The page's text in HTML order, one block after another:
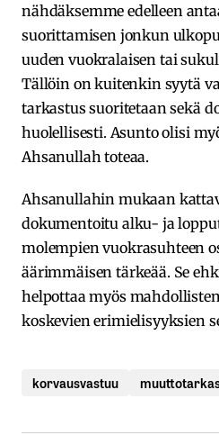
nähdäksemme edelleen
suorittamisen jonkun
uuden vuokralaisen tai
Tällöin on kuitenkin syytä
tarkastus suoritetaan sekä
huolellisesti. Asunto olisi
Ahsanullah toteaa.
Ahsanullahin mukaan
dokumentoitu alku- ja
molempien vuokrasuhteen
äärimmäisen tärkeää. Se
helpottaa myös
koskevien erimielisyyksien
korvausvastuu